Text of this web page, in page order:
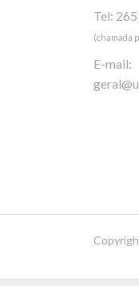
Tel:
(chamada
E-mail: